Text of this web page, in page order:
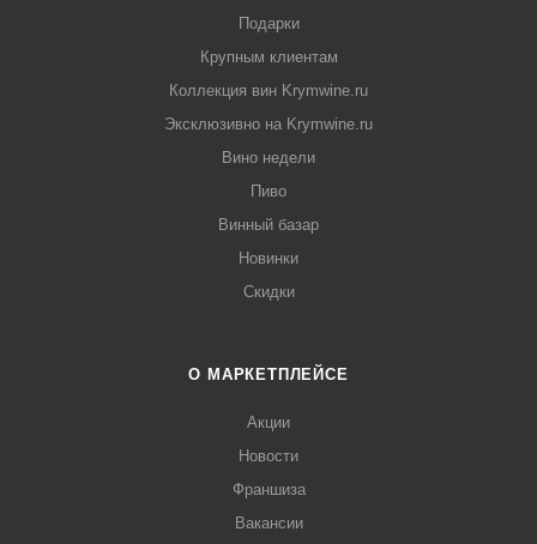
Подарки
Крупным клиентам
Коллекция вин Krymwine.ru
Эксклюзивно на Krymwine.ru
Вино недели
Пиво
Винный базар
Новинки
Скидки
О МАРКЕТПЛЕЙСЕ
Акции
Новости
Франшиза
Вакансии